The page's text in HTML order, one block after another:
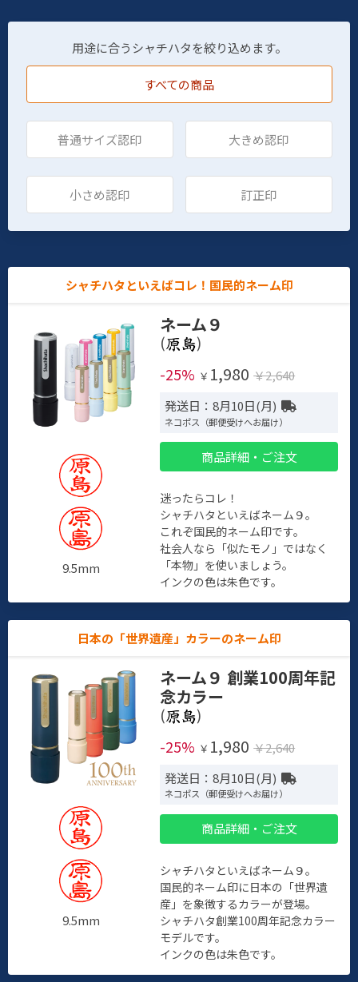
用途に合うシャチハタを絞り込めます。
すべての商品
普通サイズ認印 大きめ認印
小さめ認印 訂正印
シャチハタといえばコレ！国民的ネーム印
9.5mm
ネーム９
(
)
-25% ￥ 1,980 ￥2,640
発送日：8月10日(月)
ネコポス（郵便受けへお届け）
商品詳細・ご注文
迷ったらコレ！
シャチハタといえばネーム９。
これぞ国民的ネーム印です。
社会人なら「似たモノ」ではなく
「本物」を使いましょう。
インクの色は朱色です。
日本の「世界遺産」カラーのネーム印
9.5mm
ネーム９ 創業100周年記
念カラー
(
)
-25% ￥ 1,980 ￥2,640
発送日：8月10日(月)
ネコポス（郵便受けへお届け）
商品詳細・ご注文
シャチハタといえばネーム９。
国民的ネーム印に日本の「世界遺
産」を象徴するカラーが登場。
シャチハタ創業100周年記念カラー
モデルです。
インクの色は朱色です。